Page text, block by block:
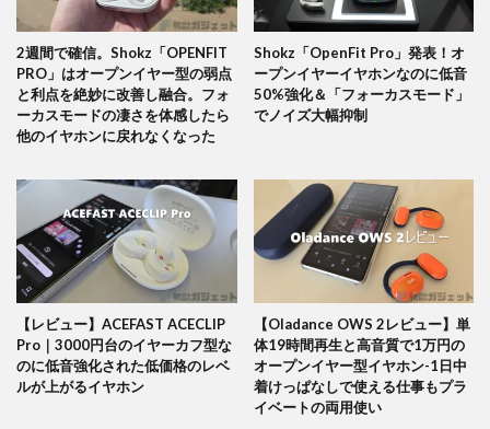
2週間で確信。Shokz「OPENFIT
PRO」はオープンイヤー型の弱点
と利点を絶妙に改善し融合。フォ
ーカスモードの凄さを体感したら
他のイヤホンに戻れなくなった
Shokz「OpenFit Pro」発表！オ
ープンイヤーイヤホンなのに低音
50%強化＆「フォーカスモード」
でノイズ大幅抑制
【レビュー】ACEFAST ACECLIP
Pro｜3000円台のイヤーカフ型な
のに低音強化された低価格のレベ
ルが上がるイヤホン
【Oladance OWS 2レビュー】単
体19時間再生と高音質で1万円の
オープンイヤー型イヤホン-1日中
着けっぱなしで使える仕事もプラ
イベートの両用使い